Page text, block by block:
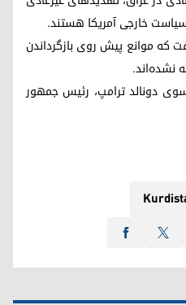
خارجی آمریکا هستند.
که موانع پیش روی بازگرداندن
نشده‌اند.
سال ٢٠١٨ نیز از سوی دونالد ترامپ، رئیس جمهور